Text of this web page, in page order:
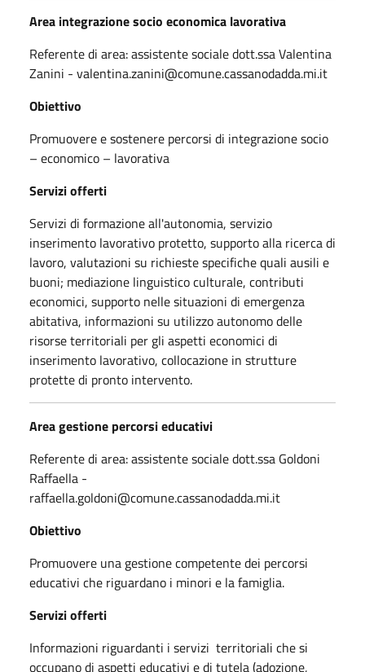
Area integrazione socio economica lavorativa
Referente di area: assistente sociale dott.ssa Valentina
Zanini - valentina.zanini@comune.cassanodadda.mi.it
Obiettivo
Promuovere e sostenere percorsi di integrazione socio
– economico – lavorativa
Servizi offerti
Servizi di formazione all'autonomia, servizio
inserimento lavorativo protetto, supporto alla ricerca di
lavoro, valutazioni su richieste specifiche quali ausili e
buoni; mediazione linguistico culturale, contributi
economici, supporto nelle situazioni di emergenza
abitativa, informazioni su utilizzo autonomo delle
risorse territoriali per gli aspetti economici di
inserimento lavorativo, collocazione in strutture
protette di pronto intervento.
Area gestione percorsi educativi
Referente di area: assistente sociale dott.ssa Goldoni
Raffaella -
raffaella.goldoni@comune.cassanodadda.mi.it
Obiettivo
Promuovere una gestione competente dei percorsi
educativi che riguardano i minori e la famiglia.
Servizi offerti
Informazioni riguardanti i servizi territoriali che si
occupano di aspetti educativi e di tutela (adozione,